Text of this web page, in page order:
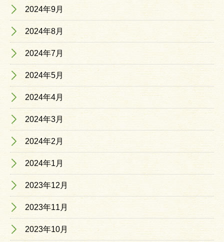
2024年9月
2024年8月
2024年7月
2024年5月
2024年4月
2024年3月
2024年2月
2024年1月
2023年12月
2023年11月
2023年10月